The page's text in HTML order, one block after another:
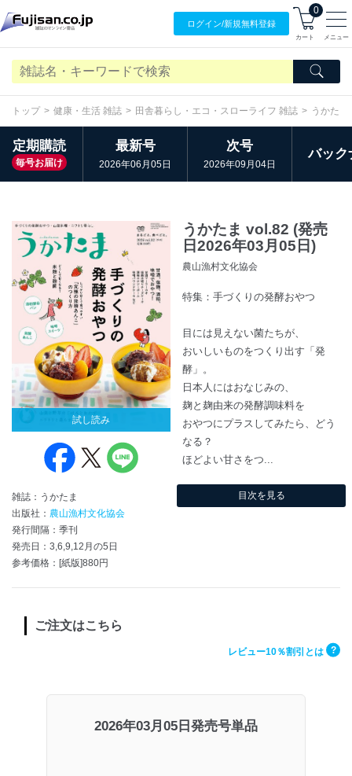
ログイン/新規無料登録
0
カート メニュー
トップ 健康・生活 雑誌 田舎暮らし・エコ・スローライフ 雑誌 うかたま
定期購読
毎号お届け
最新号
2026年06月05日
次号
2026年09月04日
バック
試し読み
雑誌：うかたま
出版社： 農山漁村文化協会
発行間隔：季刊
発売日：3,6,9,12月の5日
参考価格：[紙版]880円
うかたま vol.82 (発売
日2026年03月05日)
農山漁村文化協会
特集：手づくりの発酵おやつ
目には見えない菌たちが、
おいしいものをつくり出す「発
酵」。
日本人にはおなじみの、
麹と麹由来の発酵調味料を
おやつにプラスしてみたら、どう
なる？
ほどよい甘さをつ...
目次を見る
ご注文はこちら
レビュー10％割引とは ?
2026年03月05日発売号単品